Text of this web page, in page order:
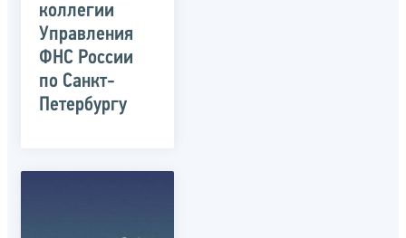
коллегии
Управления
ФНС России
по Санкт-
Петербургу